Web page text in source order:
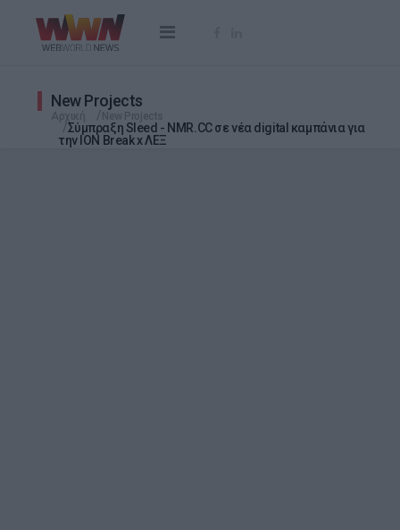
New Projects
Σύμπραξη Sleed - NMR.CC σε νέα digital καμπάνια για
την ΙΟΝ Break x ΛΕΞ